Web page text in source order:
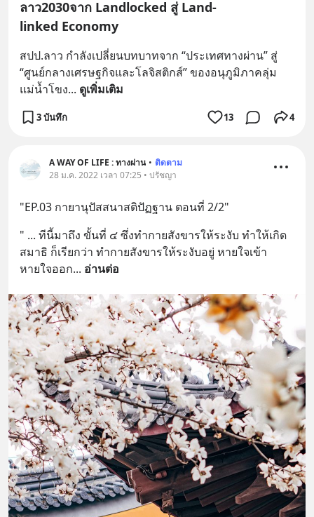
ลาว2030จาก Landlocked สู่ Land-
linked Economy
สปป.ลาว กำลังเปลี่ยนบทบาทจาก “ประเทศทางผ่าน” สู่
“ศูนย์กลางเศรษฐกิจและโลจิสติกส์” ของอนุภูมิภาคลุ่ม
แม่น้ำโขง... ดูเพิ่มเติม
3 บันทึก 13 4
A WAY OF LIFE : ทางผ่าน • ติดตาม
28 ม.ค. 2022 เวลา 07:25 • ปรัชญา
"EP.03 กายานุปัสสนาสติปัฏฐาน ตอนที่ 2/2"
" ...​ ทีนี้มาถึง ขั้นที่ ๔ ซึ่งทำกายสังขารให้ระงับ ทำให้เกิด
สมาธิ ก็เรียกว่า ทำกายสังขารให้ระงับอยู่ หายใจเข้า
หายใจออก... อ่านต่อ